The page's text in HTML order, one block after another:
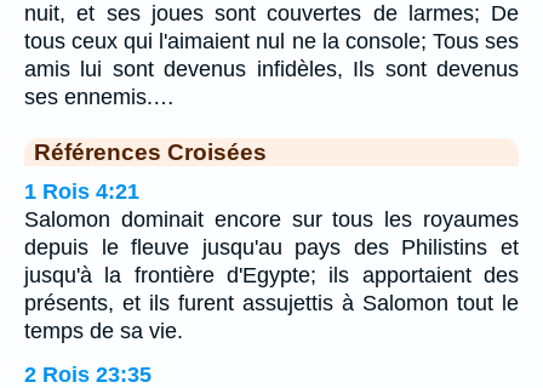
nuit, et ses joues sont couvertes de larmes; De
tous ceux qui l'aimaient nul ne la console; Tous ses
amis lui sont devenus infidèles, Ils sont devenus
ses ennemis.…
Références Croisées
1 Rois 4:21
Salomon dominait encore sur tous les royaumes
depuis le fleuve jusqu'au pays des Philistins et
jusqu'à la frontière d'Egypte; ils apportaient des
présents, et ils furent assujettis à Salomon tout le
temps de sa vie.
2 Rois 23:35